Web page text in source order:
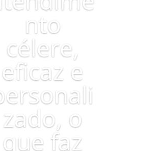
nto
célere,
eficaz e
zado, o
que faz